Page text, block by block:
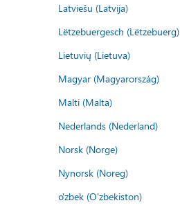
Latviešu (Latvija)
Lëtzebuergesch (Lëtzebuerg)
Lietuvių (Lietuva)
Magyar (Magyarország)
Malti (Malta)
Nederlands (Nederland)
Norsk (Norge)
Nynorsk (Noreg)
o'zbek (O'zbekiston)